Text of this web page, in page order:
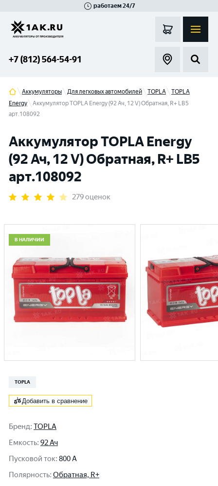
работаем 24/7
+7 (812) 564-54-91
Аккумуляторы Для легковых автомобилей TOPLA
TOPLA
Energy
Аккумулятор TOPLA Energy (92 Ач, 12 V) Обратная, R+ LB5
арт.108092
Аккумулятор TOPLA Energy
(92 Ач, 12 V) Обратная, R+ LB5
арт.108092
279 оценок
В НАЛИЧИИ
TOPLA
Добавить в сравнение
Бренд: TOPLA
Емкость: 92 Ач
Пусковой ток: 800 A
Полярность: Обратная, R+
Гатчина